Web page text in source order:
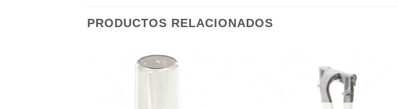
PRODUCTOS RELACIONADOS